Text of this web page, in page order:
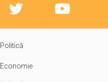
Politică
Economie